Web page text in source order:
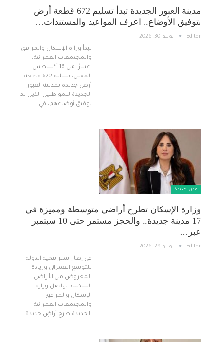
مدينة العبور الجديدة تبدأ تسليم 672 قطعة أرض
بتوفيق الأوضاع.. اعرف المواعيد والمستندات…
Editor يوليو 30, 2026
تبدأ وزارة الإسكان والمرافق
والمجتمعات العمرانية،
اعتبارًا من 16 أغسطس
المقبل، تسليم 672 قطعة
أرض جديدة بمدينة العبور
الجديدة للمواطنين الذين تم
توفيق أوضاعهم، في…
مدن جديدة
وزارة الإسكان تطرح أراضي متوسطة ومميزة في
17 مدينة جديدة.. والحجز مستمر حتى 10 سبتمبر
عبر…
Editor يوليو 29, 2026
في إطار استراتيجية الدولة
للتوسع العمراني وزيادة
المعروض من الأراضي
السكنية، تواصل وزارة
الإسكان والمرافق
والمجتمعات العمرانية
الجديدة طرح أراضٍ جديدة…